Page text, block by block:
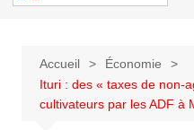
Accueil
Économie
Ituri : des « taxes de non-
cultivateurs par les ADF à